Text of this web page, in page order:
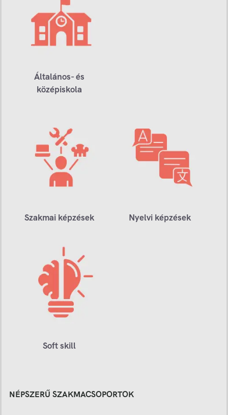
Általános- és
középiskola
Szakmai képzések Nyelvi képzések
Soft skill
NÉPSZERŰ SZAKMACSOPORTOK